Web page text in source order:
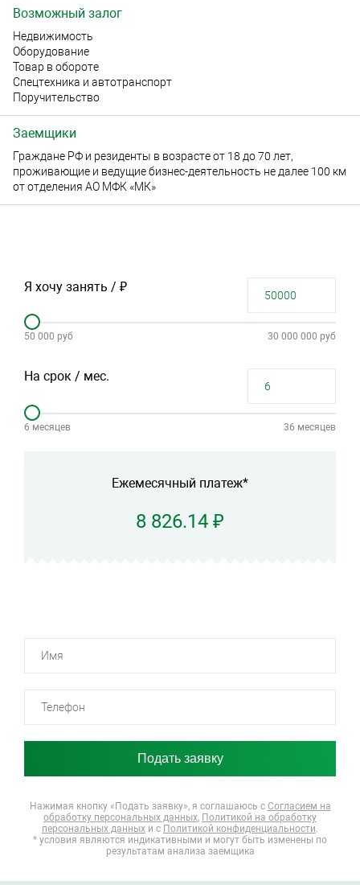
Возможный залог
Недвижимость
Оборудование
Товар в обороте
Спецтехника и автотранспорт
Поручительство
Заемщики
Граждане РФ и резиденты в возрасте от 18 до 70 лет,
проживающие и ведущие бизнес-деятельность не далее 100 км
от отделения АО МФК «МК»
Я хочу занять / ₽
50 000 руб 30 000 000 руб
На срок / мес.
6 месяцев 36 месяцев
Ежемесячный платеж*
8 826.14 ₽
Нажимая кнопку «Подать заявку», я соглашаюсь с Согласием на
обработку персональных данных, Политикой на обработку
персональных данных и с Политикой конфиденциальности.
* условия являются индикативными и могут быть изменены по
результатам анализа заемщика